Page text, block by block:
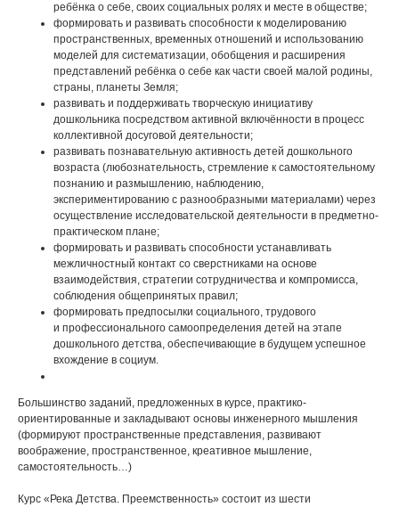
ребёнка о себе, своих социальных ролях и месте в обществе;
формировать и развивать способности к моделированию
пространственных, временных отношений и использованию
моделей для систематизации, обобщения и расширения
представлений ребёнка о себе как части своей малой родины,
страны, планеты Земля;
развивать и поддерживать творческую инициативу
дошкольника посредством активной включённости в процесс
коллективной досуговой деятельности;
развивать познавательную активность детей дошкольного
возраста (любознательность, стремление к самостоятельному
познанию и размышлению, наблюдению,
экспериментированию с разнообразными материалами) через
осуществление исследовательской деятельности в предметно-
практическом плане;
формировать и развивать способности устанавливать
межличностный контакт со сверстниками на основе
взаимодействия, стратегии сотрудничества и компромисса,
соблюдения общепринятых правил;
формировать предпосылки социального, трудового
и профессионального самоопределения детей на этапе
дошкольного детства, обеспечивающие в будущем успешное
вхождение в социум.
Большинство заданий, предложенных в курсе, практико-
ориентированные и закладывают основы инженерного мышления
(формируют пространственные представления, развивают
воображение, пространственное, креативное мышление,
самостоятельность…)
Курс «Река Детства. Преемственность» состоит из шести